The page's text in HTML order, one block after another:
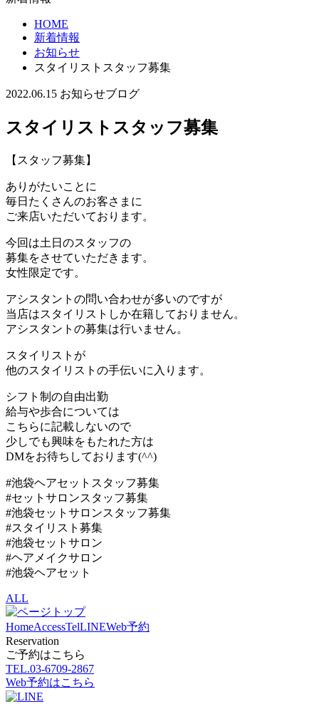
HOME
新着情報
お知らせ
スタイリストスタッフ募集
2022.06.15 お知らせブログ
スタイリストスタッフ募集
【スタッフ募集】
ありがたいことに
毎日たくさんのお客さまに
ご来店いただいております。
今回は土日のスタッフの
募集をさせていただきます。
女性限定です。
アシスタントの問い合わせが多いのですが
当店はスタイリストしか在籍しておりません。
アシスタントの募集は行いません。
スタイリストが
他のスタイリストの手伝いに入ります。
シフト制の自由出勤
給与や歩合については
こちらに記載しないので
少しでも興味をもたれた方は
DMをお待ちしております(^^)
#池袋ヘアセットスタッフ募集
#セットサロンスタッフ募集
#池袋セットサロンスタッフ募集
#スタイリスト募集
#池袋セットサロン
#ヘアメイクサロン
#池袋ヘアセット
ALL
HomeAccessTelLINEWeb予約
Reservation
ご予約はこちら
TEL.03-6709-2867
Web予約はこちら